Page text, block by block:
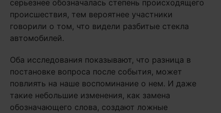
серьезнее обозначалась степень происходящего
происшествия, тем вероятнее участники
говорили о том, что видели разбитые стекла
автомобилей.
Оба исследования показывают, что разница в
постановке вопроса после события, может
повлиять на наше воспоминание о нем. И даже
такие небольшие изменения, как замена
обозначающего слова, создают ложные